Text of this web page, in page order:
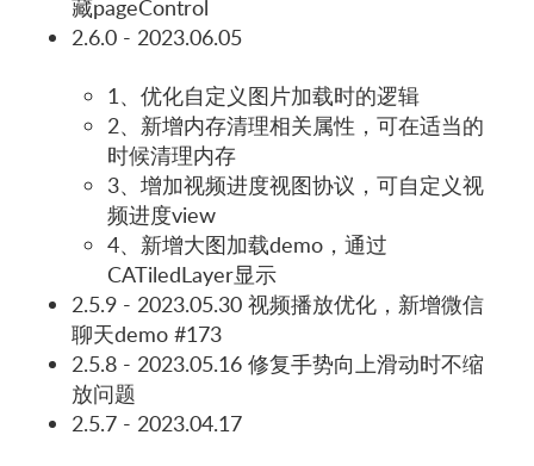
藏pageControl
2.6.0 - 2023.06.05
1、优化自定义图片加载时的逻辑
2、新增内存清理相关属性，可在适当的
时候清理内存
3、增加视频进度视图协议，可自定义视
频进度view
4、新增大图加载demo，通过
CATiledLayer显示
2.5.9 - 2023.05.30 视频播放优化，新增微信
聊天demo #173
2.5.8 - 2023.05.16 修复手势向上滑动时不缩
放问题
2.5.7 - 2023.04.17